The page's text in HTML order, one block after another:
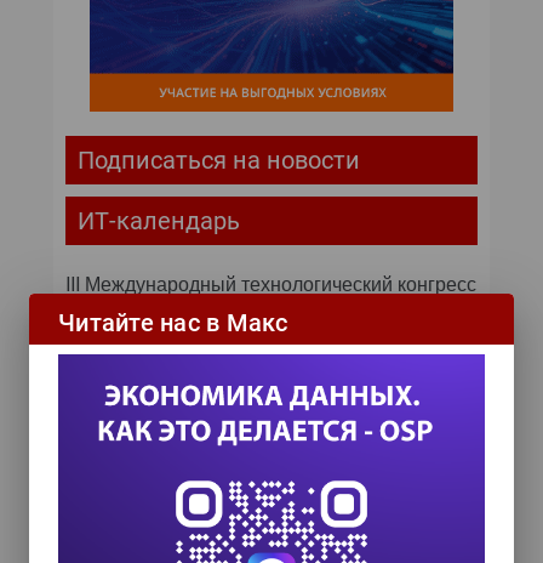
Подписаться на новости
ИТ-календарь
III Международный технологический конгресс
8 сентября 2026
TEAM LEAD TODAY 2026
10 сентября 2026
Форум ProcessTech
Управление данными 2026
24 сентября 2026
Читайте нас в Макс